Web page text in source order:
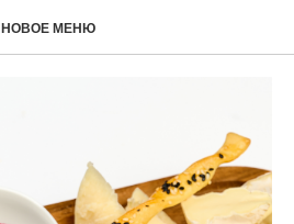
НОВОЕ МЕНЮ